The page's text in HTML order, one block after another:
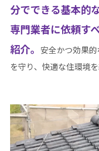
分でできる基本的
専門業者に依頼す
紹介。 安全かつ効果
を守り、快適な住環境